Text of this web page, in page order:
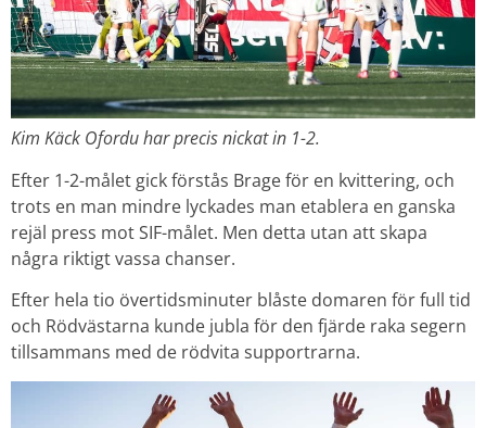
Kim Käck Ofordu har precis nickat in 1-2.
Efter 1-2-målet gick förstås Brage för en kvittering, och
trots en man mindre lyckades man etablera en ganska
rejäl press mot SIF-målet. Men detta utan att skapa
några riktigt vassa chanser.
Efter hela tio övertidsminuter blåste domaren för full tid
och Rödvästarna kunde jubla för den fjärde raka segern
tillsammans med de rödvita supportrarna.